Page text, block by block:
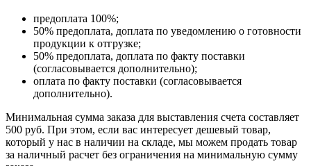
предоплата 100%;
50% предоплата, доплата по уведомлению о готовности
продукции к отгрузке;
50% предоплата, доплата по факту поставки
(согласовывается дополнительно);
оплата по факту поставки (согласовывается
дополнительно).
Минимальная сумма заказа для выставления счета составляет
500 руб. При этом, если вас интересует дешевый товар,
который у нас в наличии на складе, мы можем продать товар
за наличный расчет без ограничения на минимальную сумму